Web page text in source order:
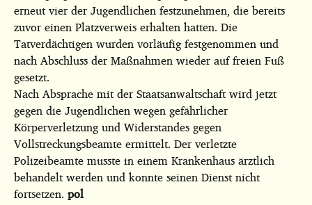
erneut vier der Jugendlichen festzunehmen, die bereits
zuvor einen Platzverweis erhalten hatten. Die
Tatverdächtigen wurden vorläufig festgenommen und
nach Abschluss der Maßnahmen wieder auf freien Fuß
gesetzt.
Nach Absprache mit der Staatsanwaltschaft wird jetzt
gegen die Jugendlichen wegen gefährlicher
Körperverletzung und Widerstandes gegen
Vollstreckungsbeamte ermittelt. Der verletzte
Polizeibeamte musste in einem Krankenhaus ärztlich
behandelt werden und konnte seinen Dienst nicht
fortsetzen. pol